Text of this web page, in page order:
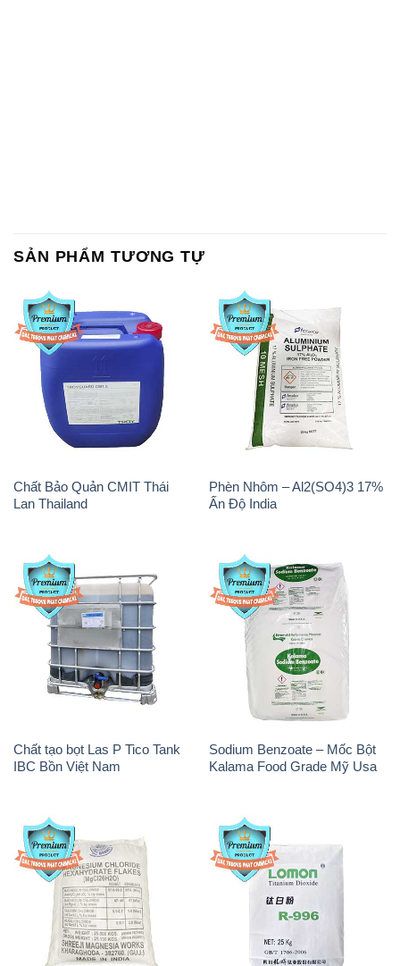
SẢN PHẨM TƯƠNG TỰ
Chất Bảo Quản CMIT Thái
Lan Thailand
Phèn Nhôm – Al2(SO4)3 17%
Ấn Độ India
Chất tạo bọt Las P Tico Tank
IBC Bồn Việt Nam
Sodium Benzoate – Mốc Bột
Kalama Food Grade Mỹ Usa